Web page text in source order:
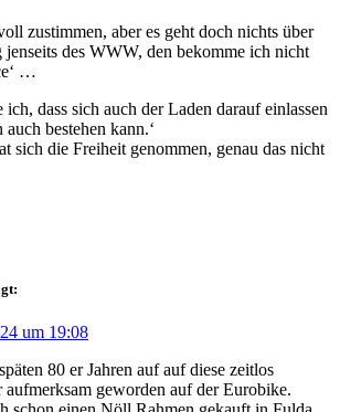
zustimmen, aber es geht doch nichts über
jenseits des WWW, den bekomme ich nicht
…
ich, dass sich auch der Laden darauf einlassen
auch bestehen kann.‘
sich die Freiheit genommen, genau das nicht
um 19:08
80 er Jahren auf auf diese zeitlos
aufmerksam geworden auf der Eurobike.